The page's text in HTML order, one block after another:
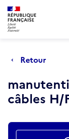
Aller au menu
Retour
câbles H/
Actions
Retour au début
Panneau de